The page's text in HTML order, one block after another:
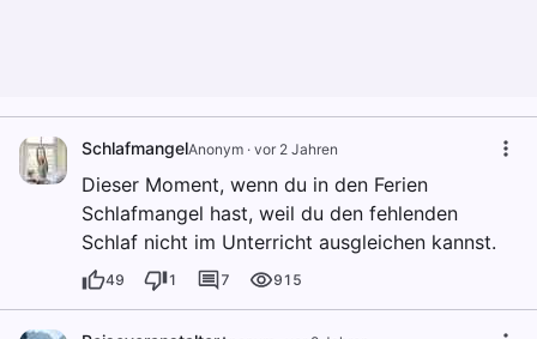
SchlafmangelAnonym · vor 2 Jahren
Dieser Moment, wenn du in den Ferien
Schlafmangel hast, weil du den fehlenden
Schlaf nicht im Unterricht ausgleichen kannst.
49 1 7 915